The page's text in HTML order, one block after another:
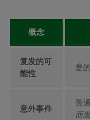
概念
复发的可
能性
是的
意外事件
普
而